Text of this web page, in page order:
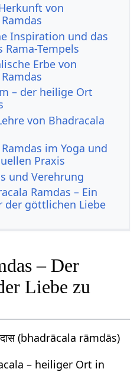
von
Inspiration und das
Rama-Tempels
Erbe von
– der heilige Ort
von Bhadracala
im Yoga und
Praxis
und Verehrung
Ramdas – Ein
der göttlichen Liebe
– Der
Liebe zu
(bhadrācala rāmdās)
– heiliger Ort in